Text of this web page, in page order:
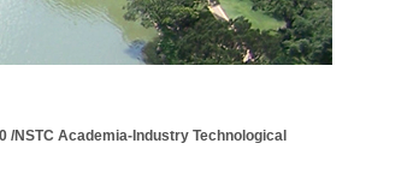
/NSTC Academia-Industry Technological